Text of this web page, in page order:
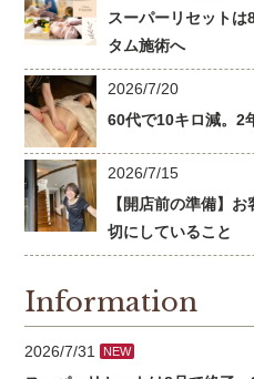
スーパーリセット
タム施術へ
2026/7/20
60代で10キロ減。2
2026/7/15
【開店前の準備】
切にしていること
Information
2026/7/31 NEW